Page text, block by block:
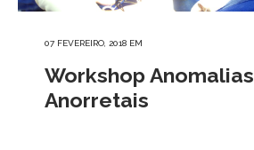
07 FEVEREIRO, 2018 EM
Workshop Anomalias
Anorretais